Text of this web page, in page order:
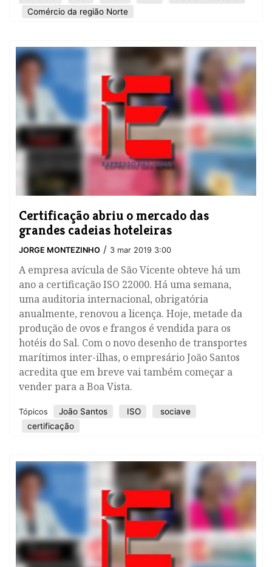
Comércio da região Norte
Certificação abriu o mercado das
grandes cadeias hoteleiras
JORGE MONTEZINHO / 3 mar 2019 3:00
​A empresa avícula de São Vicente obteve há um
ano a certificação ISO 22000. Há uma semana,
uma auditoria internacional, obrigatória
anualmente, renovou a licença. Hoje, metade da
produção de ovos e frangos é vendida para os
hotéis do Sal. Com o novo desenho de transportes
marítimos inter-ilhas, o empresário João Santos
acredita que em breve vai também começar a
vender para a Boa Vista.
Tópicos João Santos ISO
sociave
certificação